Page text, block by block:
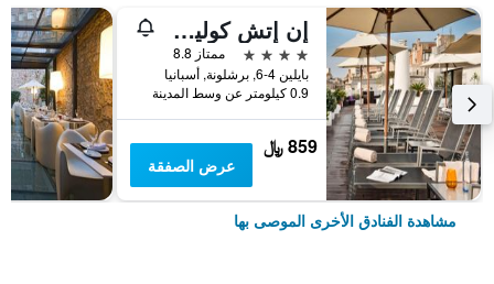
إن إتش كوليكشن برشلونة بوديوم
4 نجوم
ممتاز 8.8
بايلين 4-6, برشلونة, أسبانيا
0.9 كيلومتر عن وسط المدينة
859 ﷼
عرض الصفقة
مشاهدة الفنادق الأخرى الموصى بها